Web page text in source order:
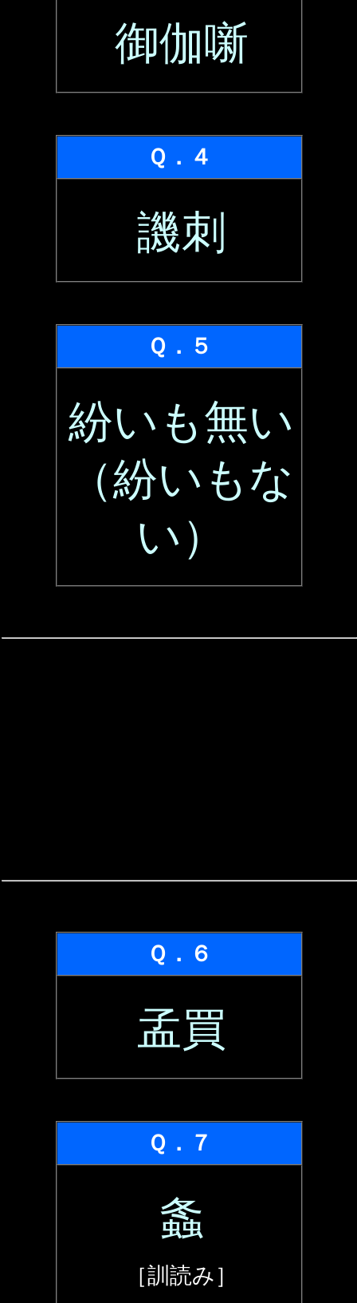
御伽噺
Ｑ．４
譏刺
Ｑ．５
紛いも無い
（紛いもな
い）
Ｑ．６
孟買
Ｑ．７
螽
［訓読み］